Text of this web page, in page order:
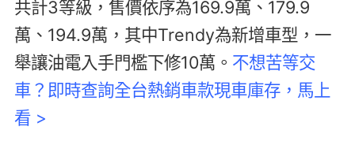
共計3等級，售價依序為169.9萬、179.9
萬、194.9萬，其中Trendy為新增車型，一
舉讓油電入手門檻下修10萬。 不想苦等交
車？即時查詢全台熱銷車款現車庫存，馬上
看 >